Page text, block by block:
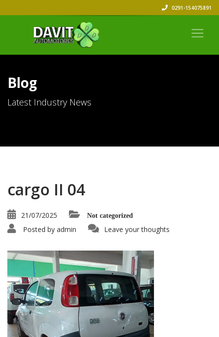
0291-154075891
Blog
Latest Industry News
cargo II 04
21/07/2025 Not categorized
Posted by admin Leave your thoughts